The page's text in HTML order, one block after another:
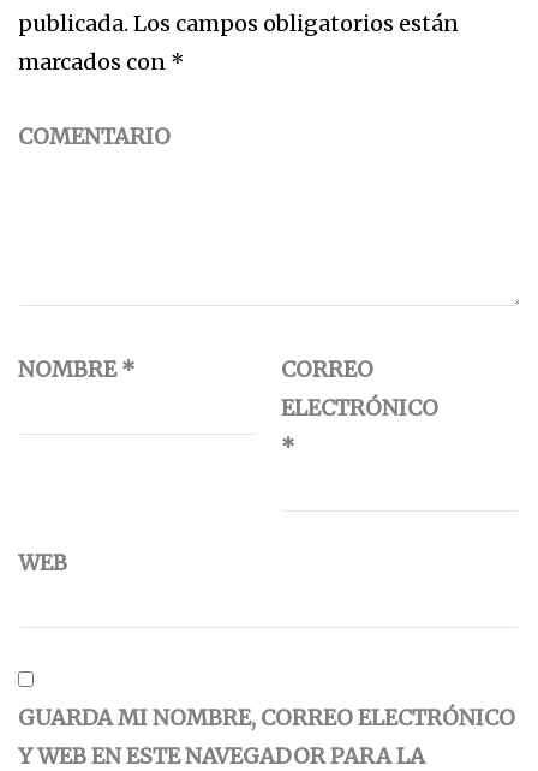
publicada. Los campos obligatorios están
marcados con *
COMENTARIO
NOMBRE*
CORREO
ELECTRÓNICO
*
WEB
GUARDA MI NOMBRE, CORREO ELECTRÓNICO
Y WEB EN ESTE NAVEGADOR PARA LA